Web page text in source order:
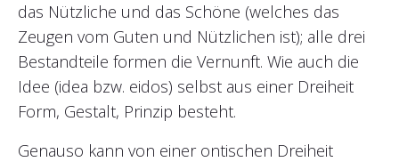
das Nützliche und das Schöne (welches das
Zeugen vom Guten und Nützlichen ist); alle drei
Bestandteile formen die Vernunft. Wie auch die
Idee (idea bzw. eidos) selbst aus einer Dreiheit
Form, Gestalt, Prinzip besteht.
Genauso kann von einer ontischen Dreiheit